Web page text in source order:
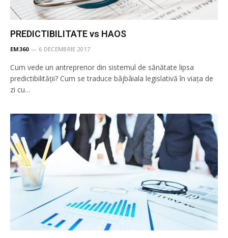
PREDICTIBILITATE vs HAOS
EM360 6 DECEMBRIE 2017
Cum vede un antreprenor din sistemul de sănătate lipsa
predictibilității? Cum se traduce bâjbâiala legislativă în viața de
zi cu…